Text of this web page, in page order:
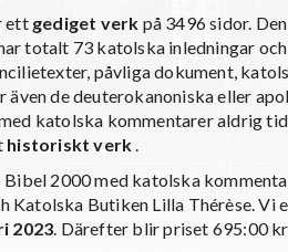
ett gediget verk på 3496 sidor.
totalt 73 katolska inledningar
påvliga dokument,
även de deuterokanoniska eller
katolska kommentarer aldrig
historiskt verk.
2000 med katolska
Katolska Butiken Lilla Thérèse.
2023. Därefter blir priset 695:00